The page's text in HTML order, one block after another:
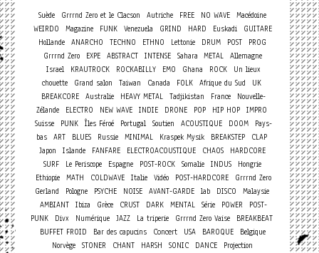
Suède Grrrnd Zero et le Clacson Autriche FREE NO WAVE Macédoine
WEIRDO
Magazine FUNK Venezuela GRIND HARD Euskadi
GUITARE
Hollande ANARCHO TECHNO ETHNO Lettonie DRUM POST
PROG
Grrrnd Zero
EXPE ABSTRACT INTENSE Sahara METAL
Allemagne
Israel
KRAUTROCK ROCKABILLY EMO Ghana ROCK
Un lieux
chouette
Grand salon Taiwan Canada FOLK Afrique du Sud
UK
BREAKCORE
Australie HEAVY METAL Tadjikistan France
Nouvelle-
Zélande
ELECTRO NEW WAVE INDIE DRONE POP HIP HOP IMPRO
Suisse
PUNK Îles Féroé Portugal Soutien ACOUSTIQUE DOOM
Pays-
bas ART BLUES Russie MINIMAL Kraspek Mysik BREAKSTEP
CLAP
Japon
Islande FANFARE ELECTROACOUSTIQUE CHAOS
HARDCORE
SURF
Le Periscope Espagne POST-ROCK Somalie INDUS
Hongrie
Ethiopie
MATH COLDWAVE Italie Vidéo POST-HARDCORE
Grrrnd Zero
Gerland
Pologne PSYCHE NOISE AVANT-GARDE lab DISCO
Malaysie
AMBIANT
Ibiza Grèce CRUST DARK MENTAL Série POWER
POST-
PUNK
Divx Numérique JAZZ La triperie Grrrnd Zero Vaise
BREAKBEAT
BUFFET FROID
Bar des capucins Concert USA BAROQUE
Belgique
Norvège STONER CHANT HARSH SONIC DANCE
Projection